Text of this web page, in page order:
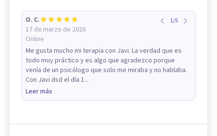
O. C.
17 de marzo de 2026
Online
1/5
Me gusta mucho mi terapia con Javi. La verdad que es
todo muy práctico y es algo que agradezco porque
venía de un psicólogo que solo me miraba y no hablaba.
Con Javi dsd el día 1...
Leer más